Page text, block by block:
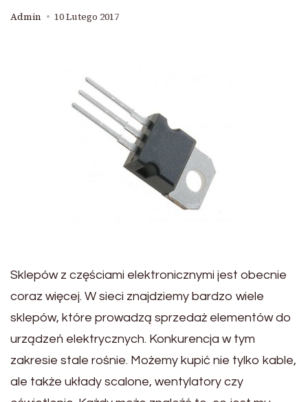
Admin 10 Lutego 2017
Sklepów z częściami elektronicznymi jest obecnie
coraz więcej. W sieci znajdziemy bardzo wiele
sklepów, które prowadzą sprzedaż elementów do
urządzeń elektrycznych. Konkurencja w tym
zakresie stale rośnie. Możemy kupić nie tylko kable,
ale także układy scalone, wentylatory czy